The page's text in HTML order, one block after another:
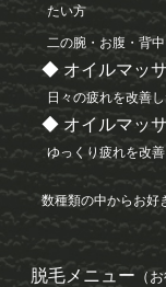
たい方
二の腕・お腹・背
◆ オイルマッ
日々の疲れを改善
◆ オイルマッ
ゆっくり疲れを改
数種類の中からお好
脱毛メニュー （